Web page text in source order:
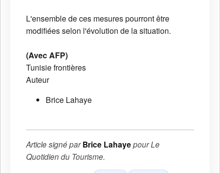
L'ensemble de ces mesures pourront être
modifiées selon l'évolution de la situation.
(Avec AFP)
Tunisiefrontières
Auteur
Brice Lahaye
Article signé parBrice LahayepourLe
Quotidien du Tourisme.